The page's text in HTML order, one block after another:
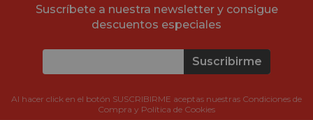
Suscríbete a nuestra newsletter y consigue
descuentos especiales
Suscribirme
Al hacer click en el botón SUSCRIBIRME aceptas nuestras Condiciones de
Compra y Política de Cookies